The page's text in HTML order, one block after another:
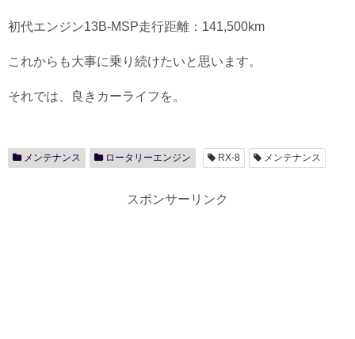
初代エンジン13B-MSP走行距離：141,500km
これからも大事に乗り続けたいと思います。
それでは、良きカーライフを。
メンテナンス ロータリーエンジン RX-8 メンテナンス
スポンサーリンク